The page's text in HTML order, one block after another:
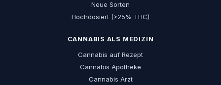
Neue Sorten
Hochdosiert (>25% THC)
CANNABIS ALS MEDIZIN
Cannabis auf Rezept
Cannabis Apotheke
Cannabis Arzt